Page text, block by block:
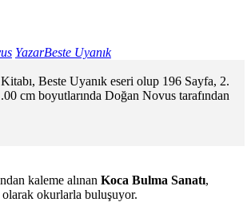
YazarBeste Uyanık
Beste Uyanık eseri olup 196 Sayfa, 2.
cm boyutlarında Doğan Novus tarafından
kaleme alınan Koca Bulma Sanatı,
olarak okurlarla buluşuyor.